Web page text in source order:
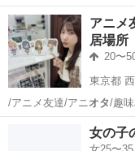
【募集（新規）…
福井 福井市 その他
アニメ
居場所
20〜
東京都
/アニメ友達/アニオタ/趣
ライム/… 趣味繋がり ア
江戸川区 西
女の子